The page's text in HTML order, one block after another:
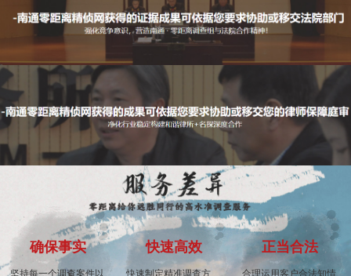
确保事实
坚持每一个调查案件以
快速高效
快速制定精准调查方
正当合法
合理运用客户合法知情